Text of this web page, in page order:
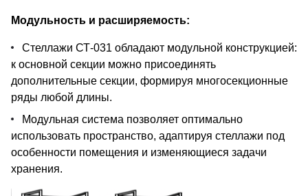
Модульность и расширяемость:
Стеллажи СТ-031 обладают модульной конструкцией:
к основной секции можно присоединять
дополнительные секции, формируя многосекционные
ряды любой длины.
Модульная система позволяет оптимально
использовать пространство, адаптируя стеллажи под
особенности помещения и изменяющиеся задачи
хранения.